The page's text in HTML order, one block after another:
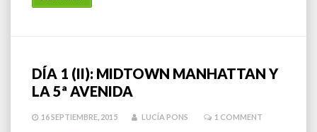
DÍA 1 (II): MIDTOWN MANHATTAN Y
LA 5ª AVENIDA
16 SEPTIEMBRE, 2015 LUCÍA PONS 1 COMMENT